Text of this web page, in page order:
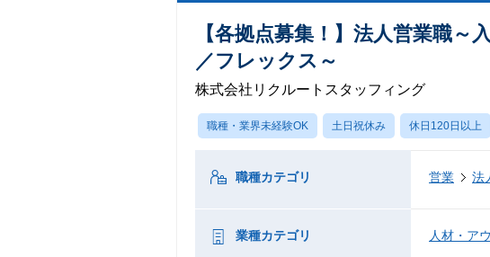
【各拠点募集！】法人営業職
／フレックス～
株式会社リクルートスタッフィング
職種・業界未経験OK 土日祝休み 休日120日以上
職種カテゴリ 営業 法
業種カテゴリ 人材・ア